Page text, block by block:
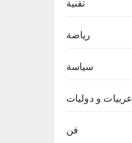
تقنية
رياضة
سياسة
عربيات و دوليات
فن